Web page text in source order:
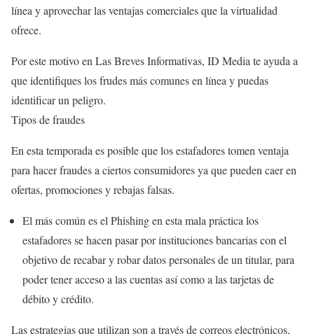
línea y aprovechar las ventajas comerciales que la virtualidad
ofrece.
Por este motivo en Las Breves Informativas, ID Media te ayuda a
que identifiques los frudes más comunes en línea y puedas
identificar un peligro.
Tipos de fraudes
En esta temporada es posible que los estafadores tomen ventaja
para hacer fraudes a ciertos consumidores ya que pueden caer en
ofertas, promociones y rebajas falsas.
El más común es el Phishing en esta mala práctica los
estafadores se hacen pasar por instituciones bancarias con el
objetivo de recabar y robar datos personales de un titular, para
poder tener acceso a las cuentas así como a las tarjetas de
débito y crédito.
Las estrategias que utilizan son a través de correos electrónicos,